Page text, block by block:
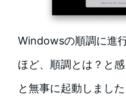
Windowsの順調に進
ほど、順調とは？と
と無事に起動しました